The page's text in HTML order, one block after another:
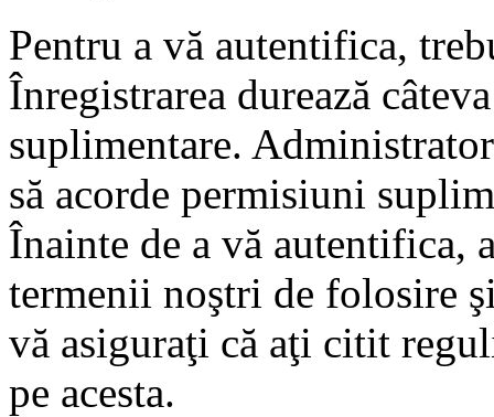
Pentru a vă autentifica,
Înregistrarea durează
suplimentare.
să acorde permisiuni
Înainte de a vă autentifica,
termenii noştri de folosire
vă asiguraţi că aţi citit
pe acesta.